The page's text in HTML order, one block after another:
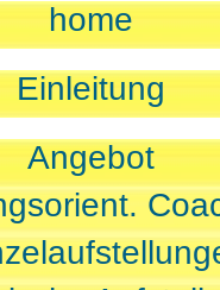
home
Einleitung
Angebot